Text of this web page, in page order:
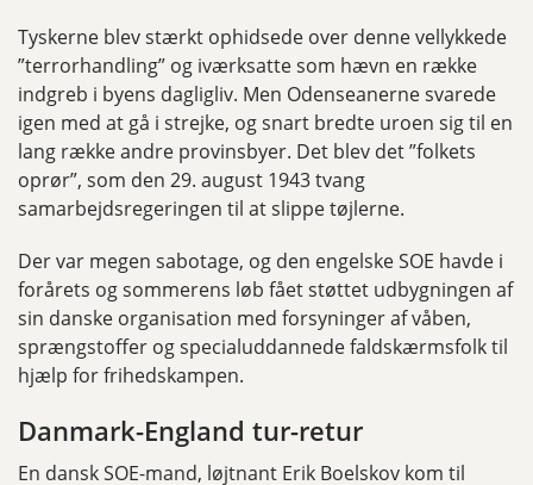
Tyskerne blev stærkt ophidsede over denne vellykkede
”terrorhandling” og iværksatte som hævn en række
indgreb i byens dagligliv. Men Odenseanerne svarede
igen med at gå i strejke, og snart bredte uroen sig til en
lang række andre provinsbyer. Det blev det ”folkets
oprør”, som den 29. august 1943 tvang
samarbejdsregeringen til at slippe tøjlerne.
Der var megen sabotage, og den engelske SOE havde i
forårets og sommerens løb fået støttet udbygningen af
sin danske organisation med forsyninger af våben,
sprængstoffer og specialuddannede faldskærmsfolk til
hjælp for frihedskampen.
Danmark-England tur-retur
En dansk SOE-mand, løjtnant Erik Boelskov kom til